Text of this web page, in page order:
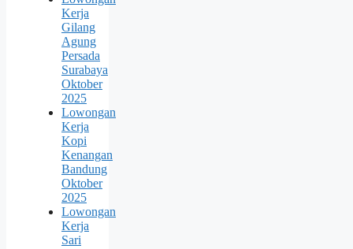
Kerja
Gilang
Agung
Persada
Surabaya
Oktober
2025
Lowongan
Kerja
Kopi
Kenangan
Bandung
Oktober
2025
Lowongan
Kerja
Sari